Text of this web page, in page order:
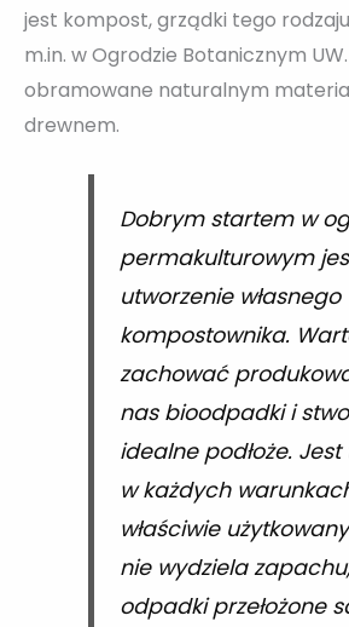
jest kompost, grządki tego
m.in. w Ogrodzie Botanicznym
obramowane naturalnym
drewnem.
Dobrym startem w
permakulturowym
utworzenie własnego
kompostownika.
zachować
nas bioodpadki i
idealne podłoże.
w każdych
właściwie
nie wydziela
odpadki przełożone